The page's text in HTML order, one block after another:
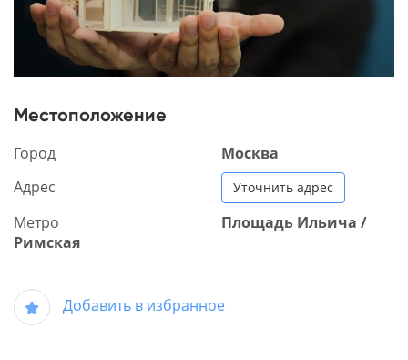
Местоположение
Город
Москва
Адрес
Уточнить адрес
Метро
Площадь Ильича /
Римская
Добавить в избранное